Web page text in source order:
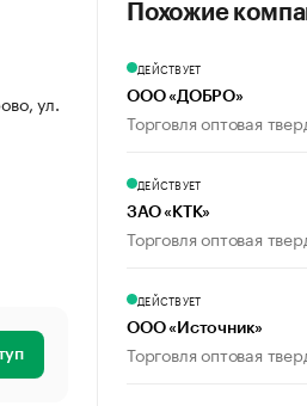
ул.
Похожие
ДЕЙСТВУЕТ
ООО «ДОБРО»
Торговля оптовая
ДЕЙСТВУЕТ
ЗАО «КТК»
Торговля оптовая
ДЕЙСТВУЕТ
ООО «Источник»
Торговля оптовая